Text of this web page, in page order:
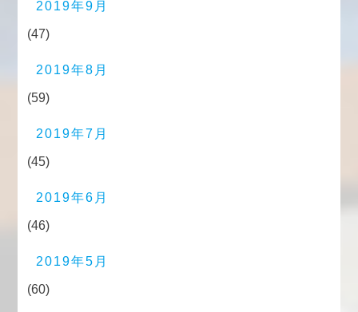
2019年9月
(47)
2019年8月
(59)
2019年7月
(45)
2019年6月
(46)
2019年5月
(60)